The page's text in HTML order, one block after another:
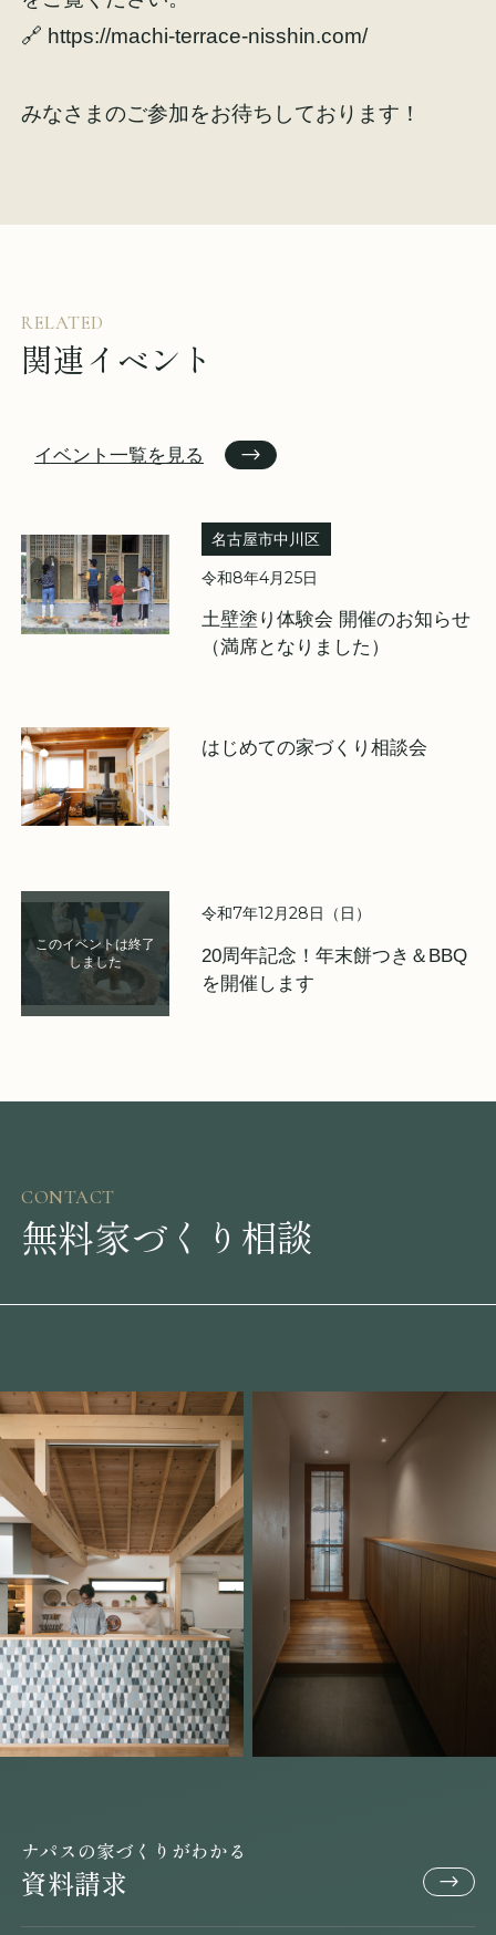
🔗 https://machi-terrace-nisshin.com/
みなさまのご参加をお待ちしております！
RELATED
関連イベント
イベント一覧を見る
名古屋市中川区
令和8年4月25日
土壁塗り体験会 開催のお知らせ
（満席となりました）
はじめての家づくり相談会
令和7年12月28日（日）
20周年記念！年末餅つき＆BBQ
を開催します
CONTACT
無料家づくり相談
ナパスの家づくりがわかる
資料請求